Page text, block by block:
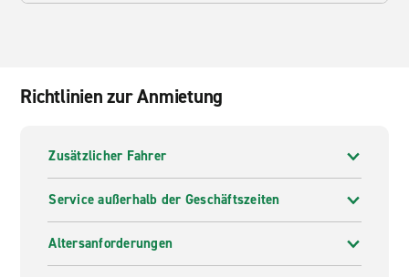
Richtlinien zur Anmietung
Zusätzlicher Fahrer
Service außerhalb der Geschäftszeiten
Altersanforderungen